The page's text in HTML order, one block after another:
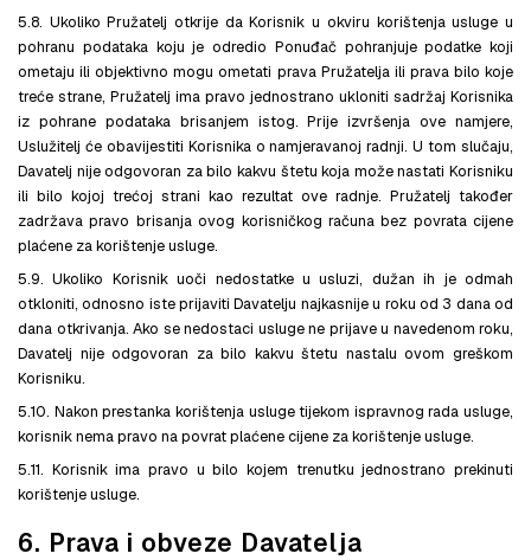
5.8. Ukoliko Pružatelj otkrije da Korisnik u okviru korištenja usluge u
pohranu podataka koju je odredio Ponuđač pohranjuje podatke koji
ometaju ili objektivno mogu ometati prava Pružatelja ili prava bilo koje
treće strane, Pružatelj ima pravo jednostrano ukloniti sadržaj Korisnika
iz pohrane podataka brisanjem istog. Prije izvršenja ove namjere,
Uslužitelj će obavijestiti Korisnika o namjeravanoj radnji. U tom slučaju,
Davatelj nije odgovoran za bilo kakvu štetu koja može nastati Korisniku
ili bilo kojoj trećoj strani kao rezultat ove radnje. Pružatelj također
zadržava pravo brisanja ovog korisničkog računa bez povrata cijene
plaćene za korištenje usluge.
5.9. Ukoliko Korisnik uoči nedostatke u usluzi, dužan ih je odmah
otkloniti, odnosno iste prijaviti Davatelju najkasnije u roku od 3 dana od
dana otkrivanja. Ako se nedostaci usluge ne prijave u navedenom roku,
Davatelj nije odgovoran za bilo kakvu štetu nastalu ovom greškom
Korisniku.
5.10. Nakon prestanka korištenja usluge tijekom ispravnog rada usluge,
korisnik nema pravo na povrat plaćene cijene za korištenje usluge.
5.11. Korisnik ima pravo u bilo kojem trenutku jednostrano prekinuti
korištenje usluge.
6. Prava i obveze Davatelja